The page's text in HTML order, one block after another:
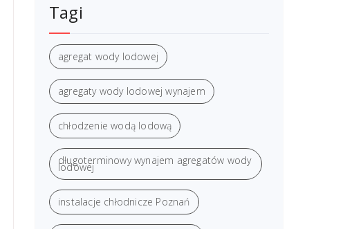
Tagi
agregat wody lodowej
agregaty wody lodowej wynajem
chłodzenie wodą lodową
długoterminowy wynajem agregatów wody
lodowej
instalacje chłodnicze Poznań